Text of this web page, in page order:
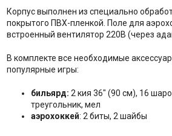
Корпус выполнен из специально
покрытого ПВХ-пленкой. Поле для
встроенный вентилятор 220В (через
В комплекте все необходимые
популярные игры:
бильярд: 2 кия 36" (90 см), 16
треугольник, мел
аэрохоккей: 2 биты, 2 шайбы